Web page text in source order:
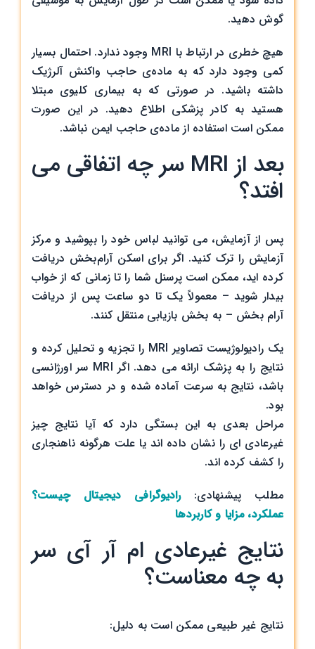
گوش دهید.
هیچ خطری در ارتباط با MRI وجود ندارد. احتمال بسیار
کمی وجود دارد که به ماده‌ی حاجب واکنش آلرژیک
داشته باشید. در صورتی که به بیماری کلیوی مبتلا
هستید به کادر پزشکی اطلاع دهید. در این صورت
ممکن است استفاده از ماده‌ی حاجب ایمن نباشد.
بعد از MRI سر چه اتفاقی می
افتد؟
پس از آزمایش، می توانید لباس خود را بپوشید و مرکز
آزمایش را ترک کنید. اگر برای اسکن آرام‌بخش دریافت
کرده اید، ممکن است پرسنل شما را تا زمانی که از خواب
بیدار شوید – معمولاً یک تا دو ساعت پس از دریافت
آرام بخش – به بخش بازیابی منتقل کنند.
یک رادیولوژیست تصاویر MRI را تجزیه و تحلیل کرده و
نتایج را به پزشک ارائه می دهد. اگر MRI سر اورژانسی
باشد، نتایج به سرعت آماده شده و در دسترس خواهد
بود.
مراحل بعدی به این بستگی دارد که آیا نتایج چیز
غیرعادی ای را نشان داده اند یا علت هرگونه ناهنجاری
را کشف کرده اند.
مطلب پیشنهادی:رادیوگرافی دیجیتال چیست؟
عملکرد، مزایا و کاربردها
نتایج غیرعادی ام آر آی سر
به چه معناست؟
نتایج غیر طبیعی ممکن است به دلیل: